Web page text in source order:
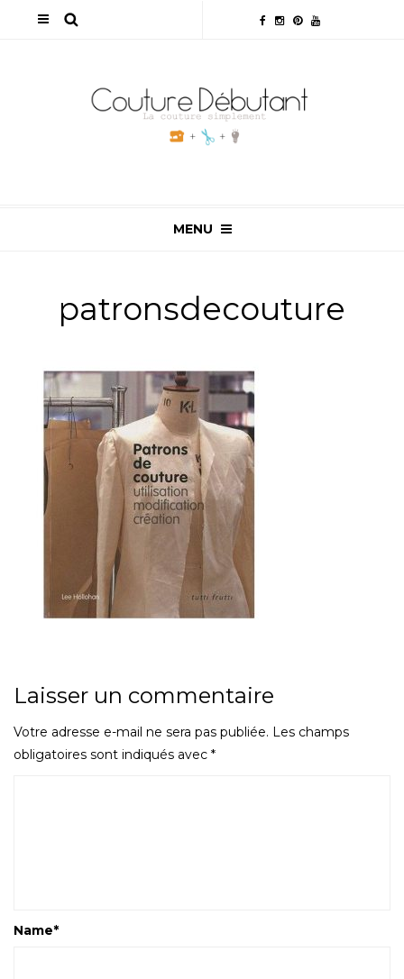
MENU
patronsdecouture
Laisser un commentaire
Votre adresse e-mail ne sera pas publiée. Les champs
obligatoires sont indiqués avec *
Name*